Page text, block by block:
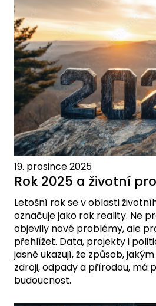
Rok 2025 a životní
19. prosince 2025
Letošní rok se v oblasti
označuje jako rok reality. Ne
objevily nové problémy, ale
přehlížet. Data, projekty i
jasně ukazují, že způsob,
zdroji, odpady a přírodou, má
budoucnost.